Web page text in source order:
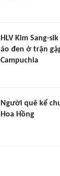
HLV Kim Sang-
áo đen ở trận
Campuchia
Người quê kể
Hoa Hồng